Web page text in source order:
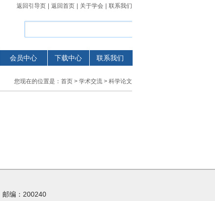
返回引导页 返回首页 关于学会 联系我们
会员中心 下载中心 联系我们
您现在的位置是： 首页 > 学术交流 > 科学论文
编：200240